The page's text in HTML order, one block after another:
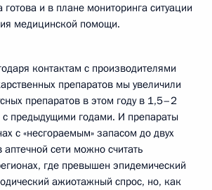
и в плане мониторинга ситуации
медицинской помощи.
контактам с производителями
препаратов мы увеличили
препаратов в этом году в 1,5–2
предыдущими годами. И препараты
с «несгораемым» запасом до двух
сети можно считать
где превышен эпидемический
ажиотажный спрос, но, как